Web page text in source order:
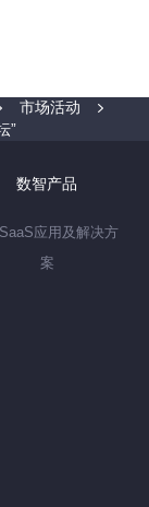
市场活动
”
数智产品
应用及解决方
案